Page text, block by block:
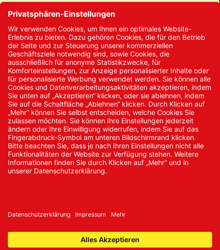
Kontakt
Kontakt/Anfrage
Neukundenanmeldung
Kennwort vergessen
Bestellungen
Sendung verfolgen
© 2024 Promed Vertriebsgesellschaft mbH | Alle Rechte
* Alle Preise zzgl. gesetzlicher Mehrwertsteuer